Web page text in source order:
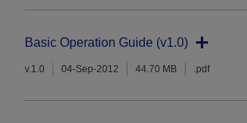
Basic Operation Guide (v1.0)
v.1.0 04-Sep-2012 44.70 MB .pdf